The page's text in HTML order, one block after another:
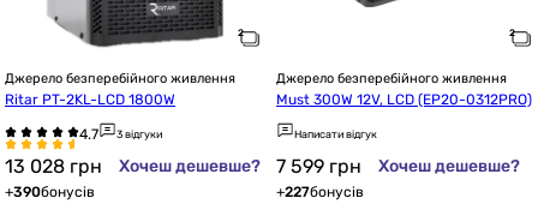
Джерело безперебійного живлення
Ritar PT-2KL-LCD 1800W
3 відгуки
13 028 грн Хочеш дешевше?
+390бонусів
Джерело безперебійного живлення
Must 300W 12V, LCD (EP20-0312PRO)
Написати відгук
7 599 грн Хочеш дешевше?
+227бонусів